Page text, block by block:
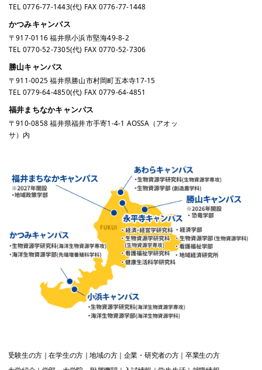
TEL 0776-77-1443(代) FAX 0776-77-1448
かつみキャンパス
〒917-0116 福井県小浜市堅海49-8-2
TEL 0770-52-7305(代) FAX 0770-52-7306
勝山キャンパス
〒911-0025 福井県勝山市村岡町五本寺17-15
TEL 0779-64-4850(代) FAX 0779-64-4851
福井まちなかキャンパス
〒910-0858 福井県福井市手寄1-4-1 AOSSA（アオッ
サ）内
受験生の方 在学生の方 地域の方 企業・研究者の方 卒業生の方